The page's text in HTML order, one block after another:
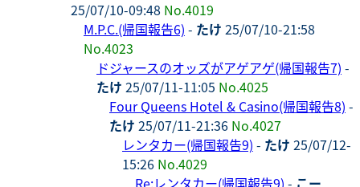
25/07/10-09:48 No.4019
M.P.C.(帰国報告6) - たけ 25/07/10-21:58
No.4023
ドジャースのオッズがアゲアゲ(帰国報告7) -
たけ 25/07/11-11:05 No.4025
Four Queens Hotel & Casino(帰国報告8) -
たけ 25/07/11-21:36 No.4027
レンタカー(帰国報告9) - たけ 25/07/12-
15:26 No.4029
Re:レンタカー(帰国報告9) - こー